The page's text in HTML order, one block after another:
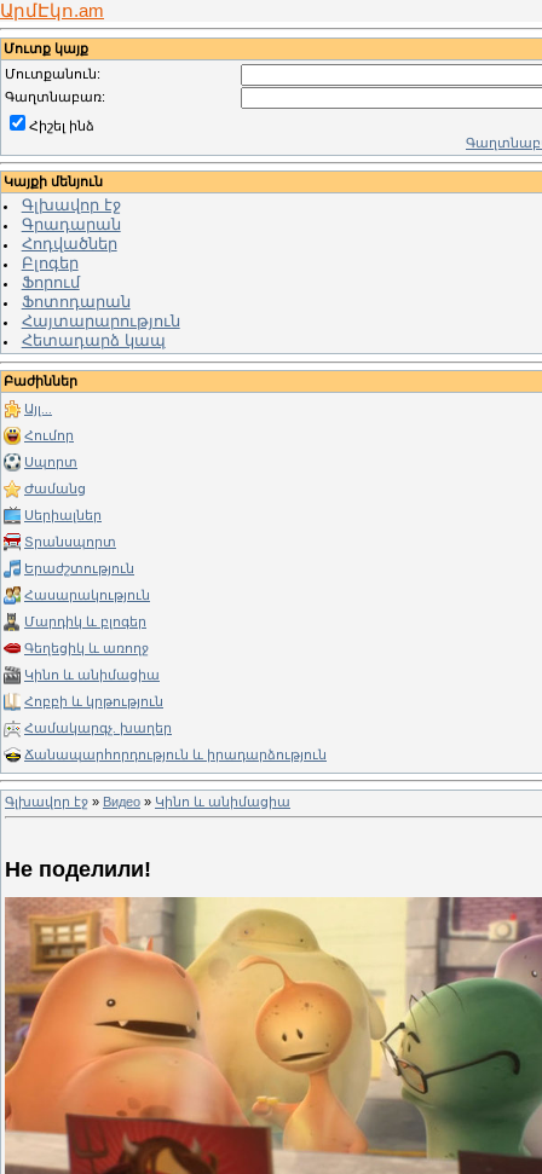
ԱրմԷկո.am
Մուտք կայք
Մուտքանուն:
Գաղտնաբառ:
Հիշել ինձ
Կայքի մենյուն
Գլխավոր էջ
Գրադարան
Հոդվածներ
Բլոգեր
Ֆորում
Ֆոտոդարան
Հայտարարություն
Հետադարձ կապ
Բաժիններ
Այլ...
Հումոր
Սպորտ
Ժամանց
Սերիալներ
Տրանսպորտ
Երաժշտություն
Հասարակություն
Մարդիկ և բլոգեր
Գեղեցիկ և առողջ
Կինո և անիմացիա
Հոբբի և կրթություն
Համակարգչ. խաղեր
Ճանապարհորդություն և իրադարձություն
Գլխավոր էջ » Видео » Կինո և անիմացիա
Не поделили!